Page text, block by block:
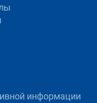
информации